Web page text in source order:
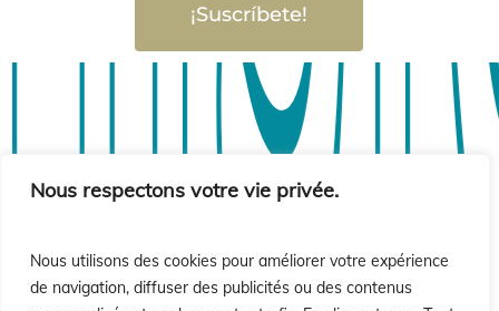
Nous respectons votre vie privée.
Nous utilisons des cookies pour améliorer votre expérience
de navigation, diffuser des publicités ou des contenus
¡Suscríbete!